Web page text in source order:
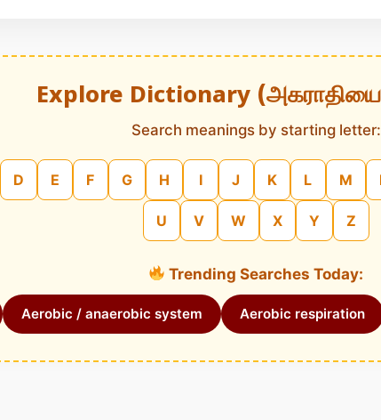
Explore Dictionary
Search meanings by starting letter:
D E F G H I J K L M
U V W X Y Z
Trending Searches Today:
Aerobic / anaerobic system Aerobic respiration